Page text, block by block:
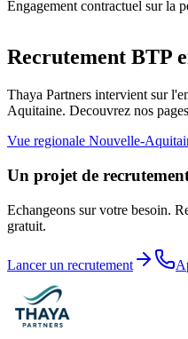
Engagement contractuel sur la
Recrutement BTP
Thaya Partners intervient sur
Aquitaine. Decouvrez nos
Vue regionale Nouvelle-
Un projet de
Echangeons sur votre besoin.
gratuit.
Lancer un recrutement